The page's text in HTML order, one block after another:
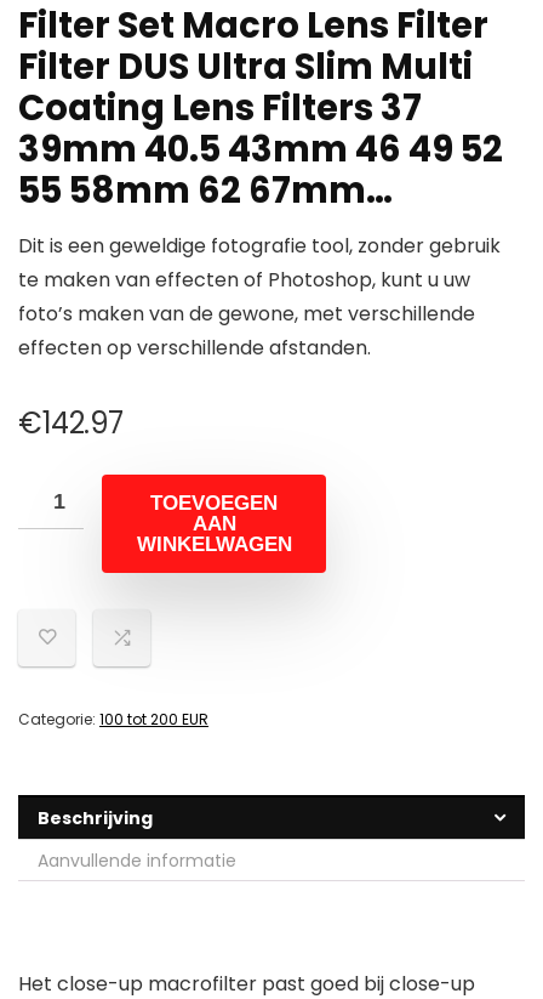
Filter Set Macro Lens Filter
Filter DUS Ultra Slim Multi
Coating Lens Filters 37
39mm 40.5 43mm 46 49 52
55 58mm 62 67mm…
Dit is een geweldige fotografie tool, zonder gebruik
te maken van effecten of Photoshop, kunt u uw
foto’s maken van de gewone, met verschillende
effecten op verschillende afstanden.
€142.97
TOEVOEGEN
AAN
WINKELWAGEN
Categorie: 100 tot 200 EUR
Beschrijving
Aanvullende informatie
Het close-up macrofilter past goed bij close-up